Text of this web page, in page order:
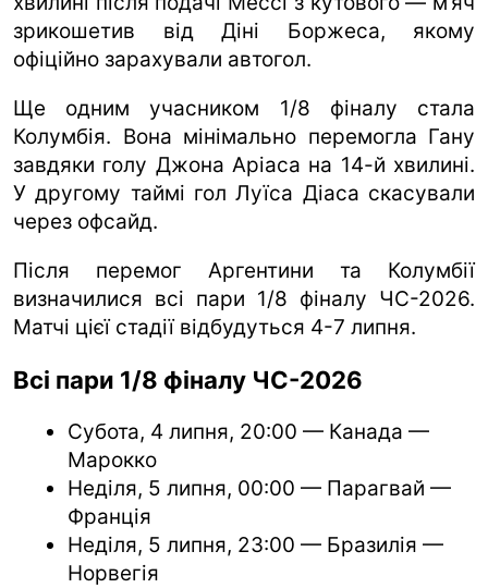
зрикошетив від Діні Боржеса, якому
офіційно зарахували автогол.
Ще одним учасником 1/8 фіналу стала
Колумбія. Вона мінімально перемогла Гану
завдяки голу Джона Аріаса на 14-й хвилині.
У другому таймі гол Луїса Діаса скасували
через офсайд.
Після перемог Аргентини та Колумбії
визначилися всі пари 1/8 фіналу ЧС-2026.
Матчі цієї стадії відбудуться 4-7 липня.
Всі пари 1/8 фіналу ЧС-2026
Субота, 4 липня, 20:00 — Канада —
Марокко
Неділя, 5 липня, 00:00 — Парагвай —
Франція
Неділя, 5 липня, 23:00 — Бразилія —
Норвегія